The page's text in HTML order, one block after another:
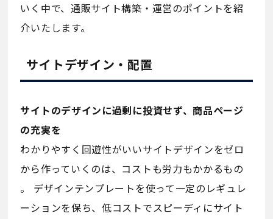
いく中で、通販サイト構築・運営のポイントを紹
介いたします。
サイトデザイン・配置
サイトのデザインに過剰に投資せず、商品ページ
の充実を
わかりやすく回遊性がいいサイトデザインをゼロ
から作っていくのは、コストも労力もかかるもの
。 デザインテンプレートを使って一定のレギュレ
ーションを保ち、低コストでスピーディにサイト